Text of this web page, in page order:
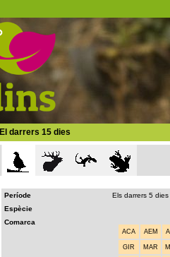
El darrers 15 dies
Període
Els darrers 5 dies
Espècie
Comarca
ACA AEM
GIR MAR